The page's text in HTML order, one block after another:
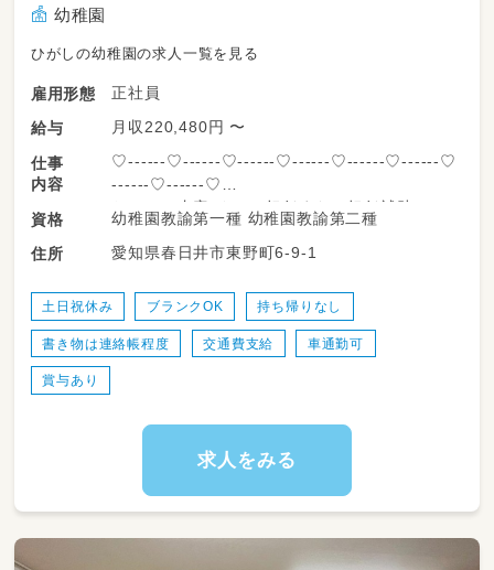
幼稚園
ひがしの幼稚園の求人一覧を見る
雇用形態
正社員
給与
月収220,480円 〜
仕事
内容
♡------♡------♡------♡------♡------♡------♡
------♡------♡
おしごと内容：クラス担任または担任補助／フ
リー業務
♡------♡------♡------♡------♡------♡------♡
これまでの経験＋αでOK
資格
幼稚園教諭第一種 幼稚園教諭第二種
住所
愛知県春日井市東野町6-9-1
土日祝休み ブランクOK 持ち帰りなし
書き物は連絡帳程度 交通費支給 車通勤可
賞与あり
求人をみる